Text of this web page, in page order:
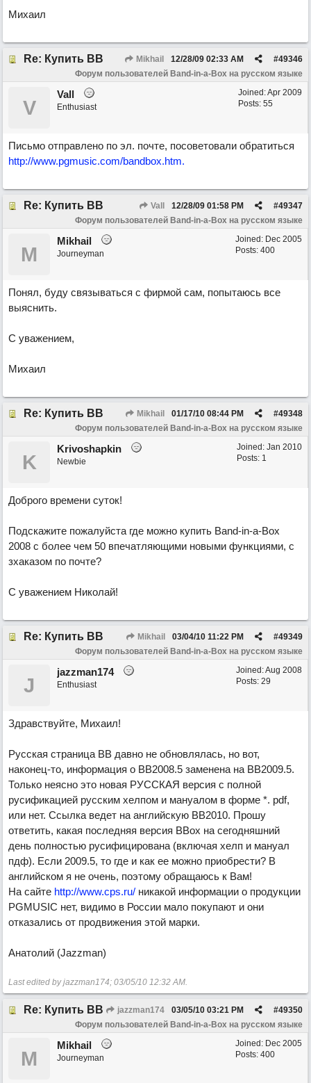
Михаил
Re: Купить ВВ Mikhail #49346
12/28/09 02:33 AM
Форум пользователей Band-in-a-Box на русском языке
Joined:Apr 2009
Posts: 55
V
Vall
Enthusiast
Письмо отправлено по эл. почте, посоветовали обратиться
http://www.pgmusic.com/bandbox.htm.
Re: Купить ВВ Vall #49347
12/28/09 01:58 PM
Форум пользователей Band-in-a-Box на русском языке
Joined: Dec 2005
Posts: 400
M
Mikhail
Journeyman
Понял, буду связываться с фирмой сам, попытаюсь все
выяснить.
С уважением,
Михаил
Re: Купить ВВ Mikhail #49348
01/17/10 08:44 PM
Форум пользователей Band-in-a-Box на русском языке
Joined: Jan 2010
Posts: 1
K
Krivoshapkin
Newbie
Доброго времени суток!
Подскажите пожалуйста где можно купить Band-in-a-Box
2008 с более чем 50 впечатляющими новыми функциями, с
зхаказом по почте?
С уважением Николай!
Re: Купить ВВ Mikhail #49349
03/04/10 11:22 PM
Форум пользователей Band-in-a-Box на русском языке
Joined:Aug 2008
Posts: 29
J
jazzman174
Enthusiast
Здравствуйте, Михаил!
Русская страница ВВ давно не обновлялась, но вот,
наконец-то, информация о ВВ2008.5 заменена на ВВ2009.5.
Только неясно это новая РУССКАЯ версия с полной
русификацией русским хелпом и мануалом в форме *. pdf,
или нет. Ссылка ведет на английскую ВВ2010. Прошу
ответить, какая последняя версия ВВох на сегодняшний
день полностью русифицирована (включая хелп и мануал
пдф). Если 2009.5, то где и как ее можно приобрести? В
английском я не очень, поэтому обращаюсь к Вам!
На сайте http://www.cps.ru/ никакой информации о продукции
PGMUSIC нет, видимо в России мало покупают и они
отказались от продвижения этой марки.
Анатолий (Jazzman)
Last edited by jazzman174; 03/05/10 12:32 AM.
Re: Купить ВВ jazzman174 #49350
03/05/10 03:21 PM
Форум пользователей Band-in-a-Box на русском языке
Joined: Dec 2005
Posts: 400
M
Mikhail
Journeyman